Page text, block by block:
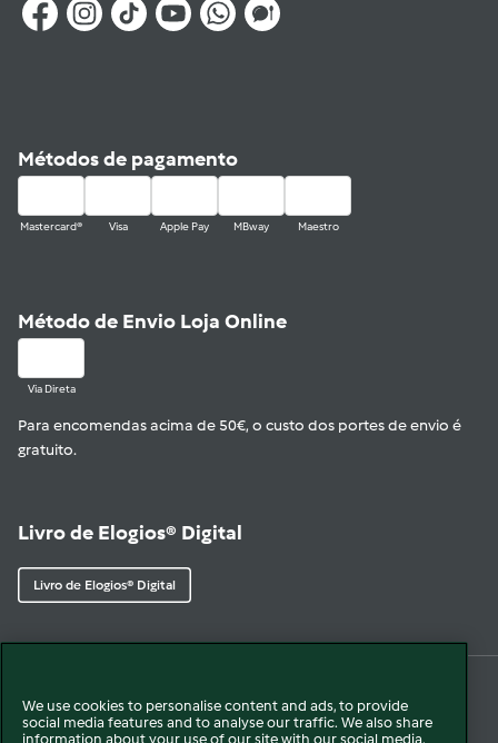
Métodos de pagamento
Mastercard® Visa Apple Pay MBway Maestro
Método de Envio Loja Online
Via Direta
Para encomendas acima de 50€, o custo dos portes de envio é
gratuito.
Livro de Elogios® Digital
Livro de Elogios® Digital
© 2026 VorwerkSobre nósPolítica de PrivacidadeCookies
We use cookies to personalise content and ads, to provide
social media features and to analyse our traffic. We also share
information about your use of our site with our social media,